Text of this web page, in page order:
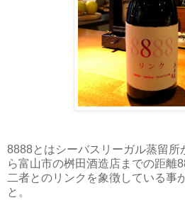
8888とはシーバスリーガル蒸留所
ら富山市の桝田酒造店までの距離
二者とのリンクを象徴している事
と。